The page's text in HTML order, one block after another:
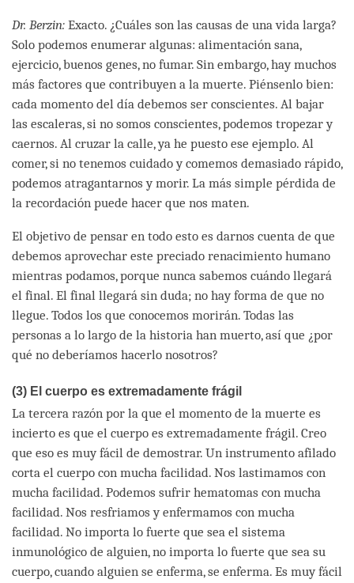
Dr. Berzin: Exacto. ¿Cuáles son las causas de una vida larga?
Solo podemos enumerar algunas: alimentación sana,
ejercicio, buenos genes, no fumar. Sin embargo, hay muchos
más factores que contribuyen a la muerte. Piénsenlo bien:
cada momento del día debemos ser conscientes. Al bajar
las escaleras, si no somos conscientes, podemos tropezar y
caernos. Al cruzar la calle, ya he puesto ese ejemplo. Al
comer, si no tenemos cuidado y comemos demasiado rápido,
podemos atragantarnos y morir. La más simple pérdida de
la recordación puede hacer que nos maten.
El objetivo de pensar en todo esto es darnos cuenta de que
debemos aprovechar este preciado renacimiento humano
mientras podamos, porque nunca sabemos cuándo llegará
el final. El final llegará sin duda; no hay forma de que no
llegue. Todos los que conocemos morirán. Todas las
personas a lo largo de la historia han muerto, así que ¿por
qué no deberíamos hacerlo nosotros?
(3) El cuerpo es extremadamente frágil
La tercera razón por la que el momento de la muerte es
incierto es que el cuerpo es extremadamente frágil. Creo
que eso es muy fácil de demostrar. Un instrumento afilado
corta el cuerpo con mucha facilidad. Nos lastimamos con
mucha facilidad. Podemos sufrir hematomas con mucha
facilidad. Nos resfriamos y enfermamos con mucha
facilidad. No importa lo fuerte que sea el sistema
inmunológico de alguien, no importa lo fuerte que sea su
cuerpo, cuando alguien se enferma, se enferma. Es muy fácil